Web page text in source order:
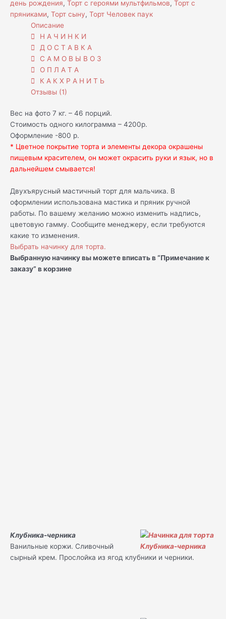
день рождения, Торт с героями мультфильмов, Торт с
пряниками, Торт сыну, Торт Человек паук
Описание
Н А Ч И Н К И
Д О С Т А В К А
С А М О В Ы В О З
О П Л А Т А
К А К Х Р А Н И Т Ь
Отзывы (1)
Вес на фото 7 кг. – 46 порций.
Стоимость одного килограмма – 4200р.
Оформление -800 р.
* Цветное покрытие торта и элементы декора окрашены
пищевым красителем, он может окрасить руки и язык, но в
дальнейшем смывается!
Двухъярусный мастичный торт для мальчика. В
оформлении использована мастика и пряник ручной
работы. По вашему желанию можно изменить надпись,
цветовую гамму. Сообщите менеджеру, если требуются
какие то изменения.
Выбрать начинку для торта.
Выбранную начинку вы можете вписать в “Примечание к
заказу” в корзине
Клубника-черника
Ванильные коржи. Сливочный
сырный крем. Прослойка из ягод клубники и черники.